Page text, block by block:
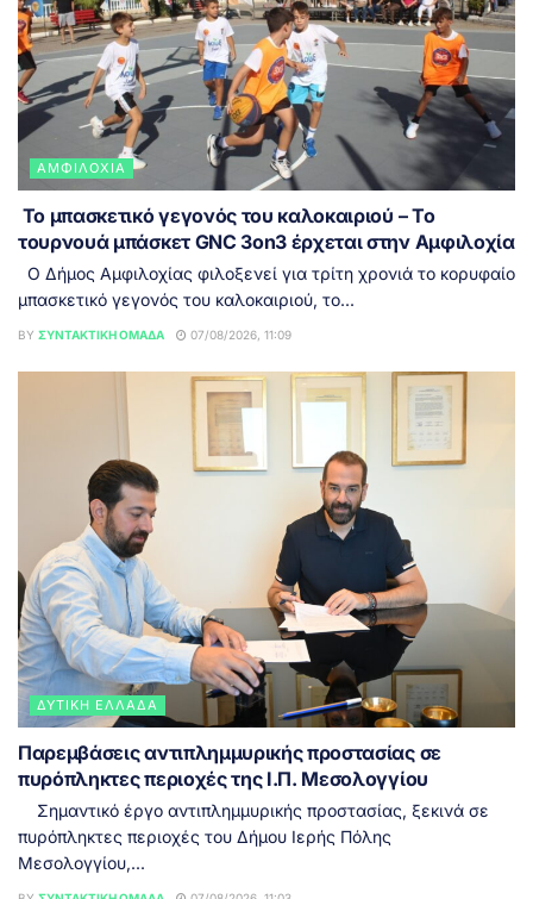
ΑΜΦΙΛΟΧΊΑ
Το μπασκετικό γεγονός του καλοκαιριού – Το
τουρνουά μπάσκετ GNC 3on3 έρχεται στην Αμφιλοχία
Ο Δήμος Αμφιλοχίας φιλοξενεί για τρίτη χρονιά το κορυφαίο
μπασκετικό γεγονός του καλοκαιριού, το...
BY ΣΥΝΤΑΚΤΙΚΉ ΟΜΆΔΑ 07/08/2026, 11:09
ΔΥΤΙΚΉ ΕΛΛΆΔΑ
Παρεμβάσεις αντιπλημμυρικής προστασίας σε
πυρόπληκτες περιοχές της Ι.Π. Μεσολογγίου
Σημαντικό έργο αντιπλημμυρικής προστασίας, ξεκινά σε
πυρόπληκτες περιοχές του Δήμου Ιερής Πόλης
Μεσολογγίου,...